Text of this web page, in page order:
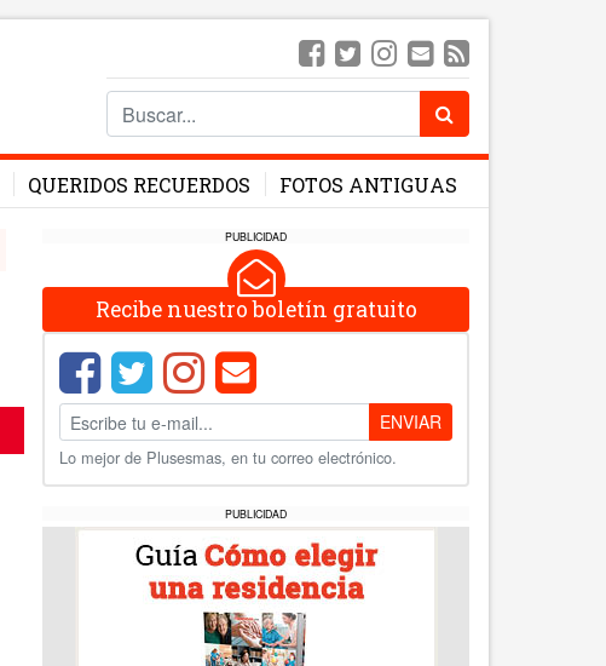
QUERIDOS RECUERDOS FOTOS ANTIGUAS
PUBLICIDAD
Recibe nuestro boletín gratuito
ENVIAR
Lo mejor de Plusesmas, en tu correo electrónico.
PUBLICIDAD